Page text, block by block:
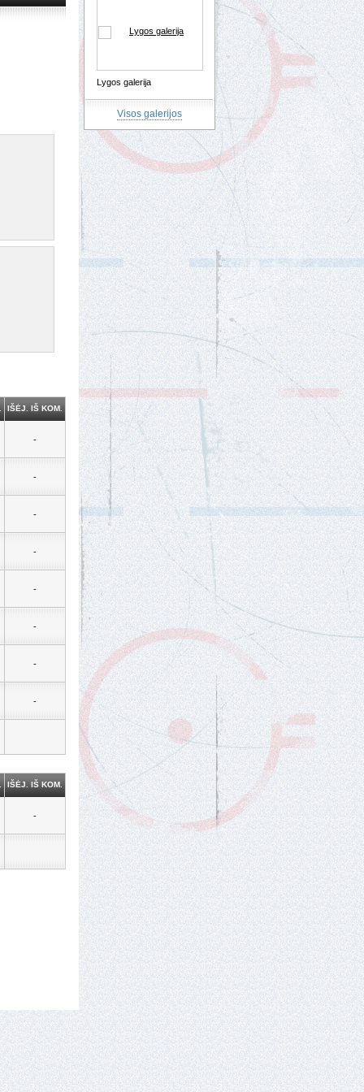
IŠĖJ. IŠ KOM.
-
-
-
-
-
-
-
-
IŠĖJ. IŠ KOM.
-
Lygos galerija
Visos galerijos